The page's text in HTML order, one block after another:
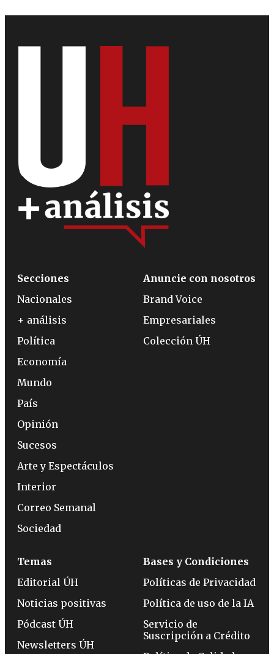
Secciones
Nacionales
+ análisis
Política
Economía
Mundo
País
Opinión
Sucesos
Arte y Espectáculos
Interior
Correo Semanal
Sociedad
Anuncie con nosotros
Brand Voice
Empresariales
Colección ÚH
Temas
Editorial ÚH
Noticias positivas
Pódcast ÚH
Newsletters ÚH
Bases y Condiciones
Políticas de Privacidad
Política de uso de la IA
Servicio de
Suscripción a Crédito